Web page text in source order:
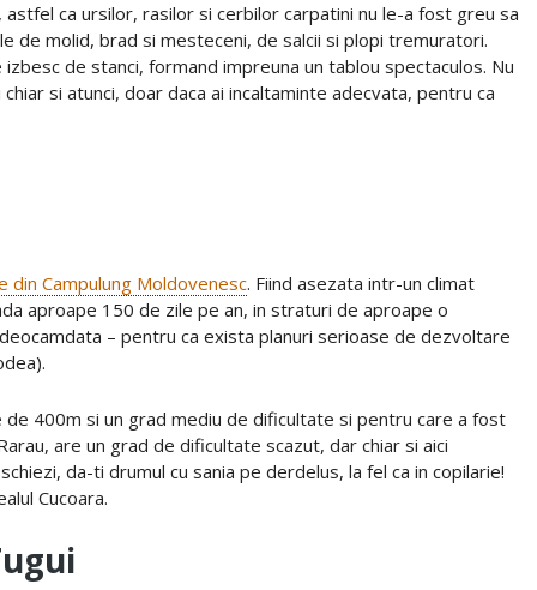
ca ursilor, rasilor si cerbilor carpatini nu le-a fost greu sa
de molid, brad si mesteceni, de salcii si plopi tremuratori.
de stanci, formand impreuna un tablou spectaculos. Nu
si atunci, doar daca ai incaltaminte adecvata, pentru ca
din Campulung Moldovenesc. Fiind asezata intr-un climat
aproape 150 de zile pe an, in straturi de aproape o
– pentru ca exista planuri serioase de dezvoltare
de 400m si un grad mediu de dificultate si pentru care a fost
are un grad de dificultate scazut, dar chiar si aici
da-ti drumul cu sania pe derdelus, la fel ca in copilarie!
Cucoara.